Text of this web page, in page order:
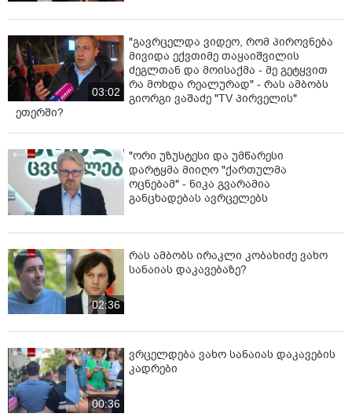
03:02
"გავრცელდა ვიდეო, რომ პიროვნება
მივიდა ექვთიმე თაყაიშვილის
ძეგლთან და მოისაქმა - მე გეტყვით
რა მოხდა რეალურად" - რას ამბობს
გიორგი ვაშაძე "TV პირველის"
ეთერში?
"ორი უზუსტესი და უმწარესი
დარტყმა მიიღო "ქართულმა
ოცნებამ" - ნიკა გვარამია
განცხადებას ავრცელებს
02:36
რას ამბობს ირაკლი კობახიძე ვახო
სანაიას დაკავებაზე?
00:36
ვრცელდება ვახო სანაიას დაკავების
კადრები